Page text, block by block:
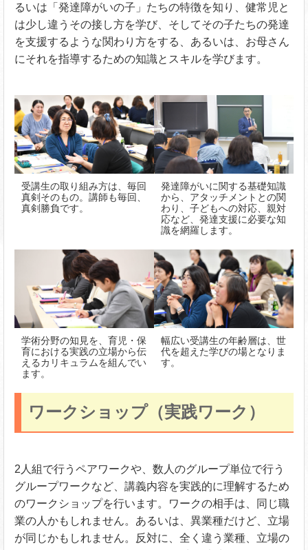
るいは「発達障がいの子」たちの特徴を知り、健常児と
は少し違うその接し方を学び、そしてその子たちの発達
を支援するような関わり方をする、あるいは、お母さん
にそれを指導するための知識とスキルを学びます。
受講生の取り組み方は、毎回
真剣そのもの。講師も毎回、
真剣勝負です。
発達障がいに関する基礎知識
から、アタッチメントとの関
わり、子どもへの対応、親対
応など、発達支援に必要な知
識を網羅します。
学術分野の知見を、育児・保
育における実践の立場から伝
えるカリキュラムを組んでい
ます。
幅広い受講生の年齢層は、世
代を超えた学びの場となりま
す。
ワークショップ（実践ワーク）
2人組で行うペアワークや、数人のグループ単位で行う
グループワークなど、講義内容を実践的に理解するため
のワークショップを行います。ワークの相手は、同じ職
業の人かもしれません。あるいは、異業種だけど、立場
が同じかもしれません。反対に、全く違う業種、立場の